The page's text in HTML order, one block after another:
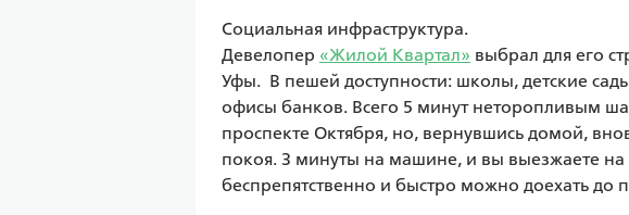
Социальная инфраструктура.
Девелопер «Жилой Квартал» выбрал для его
Уфы.  В пешей доступности: школы, детские
офисы банков. Всего 5 минут неторопливым
проспекте Октября, но, вернувшись домой,
покоя. 3 минуты на машине, и вы выезжаете
беспрепятственно и быстро можно доехать до